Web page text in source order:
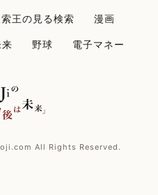
王の見る検索
漫画
野球 電子マネー
All Rights Reserved.